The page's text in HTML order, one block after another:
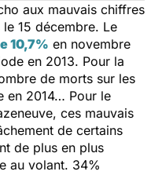
aux mauvais chiffres
15 décembre. Le
10,7% en novembre
en 2013. Pour la
de morts sur les
en 2014… Pour le
ces mauvais
de certains
de plus en plus
au volant. 34%